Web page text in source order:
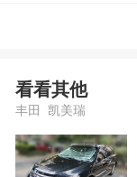
看看其他
丰田 凯美瑞